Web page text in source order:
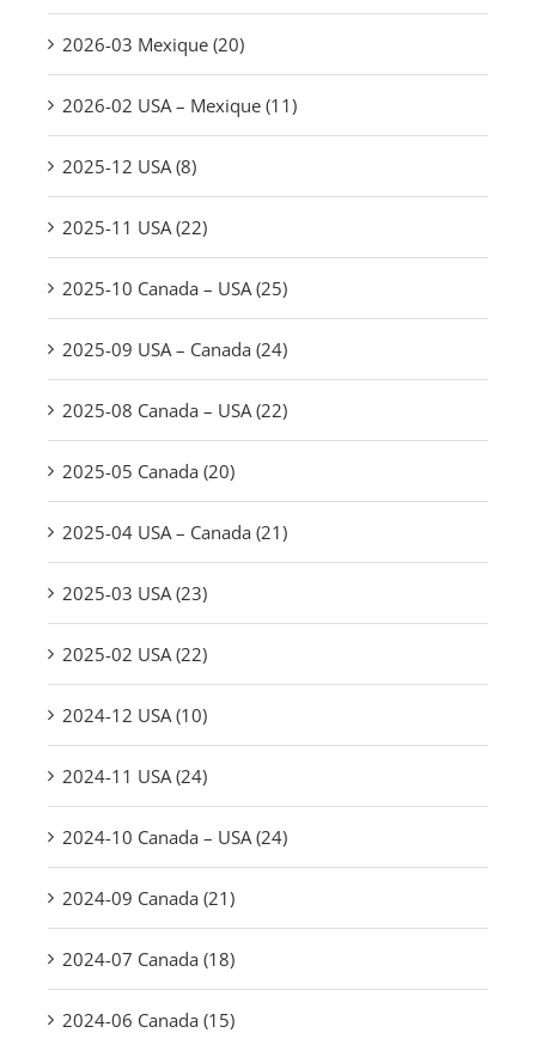
2026-03 Mexique (20)
2026-02 USA – Mexique (11)
2025-12 USA (8)
2025-11 USA (22)
2025-10 Canada – USA (25)
2025-09 USA – Canada (24)
2025-08 Canada – USA (22)
2025-05 Canada (20)
2025-04 USA – Canada (21)
2025-03 USA (23)
2025-02 USA (22)
2024-12 USA (10)
2024-11 USA (24)
2024-10 Canada – USA (24)
2024-09 Canada (21)
2024-07 Canada (18)
2024-06 Canada (15)